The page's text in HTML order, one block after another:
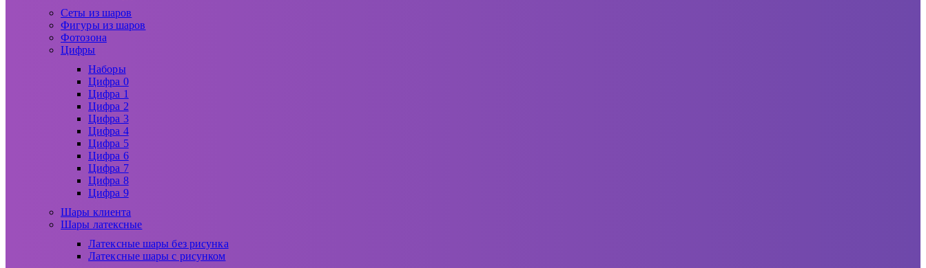
Сеты из шаров
Фигуры из шаров
Фотозона
Цифры
Наборы
Цифра 0
Цифра 1
Цифра 2
Цифра 3
Цифра 4
Цифра 5
Цифра 6
Цифра 7
Цифра 8
Цифра 9
Шары клиента
Шары латексные
Латексные шары без рисунка
Латексные шары с рисунком